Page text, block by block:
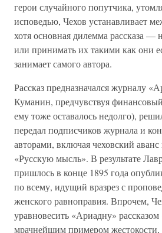
герои случайного попутчика,
исповедью, Чехов устанавливает
хотя основная дилемма рассказа —
или принимать их такими как они
занимает самого автора.
Рассказ предназначался журналу
Куманин, предчувствуя
ему тоже оставалось недолго),
передал подписчиков журнала и
авторами, включая чеховский
«Русскую мысль». В результате
пришлось в конце 1895 года
по всему, идущий вразрез с
женского равноправия. Впрочем,
уравновесить «Ариадну»
мрачнейшим примером